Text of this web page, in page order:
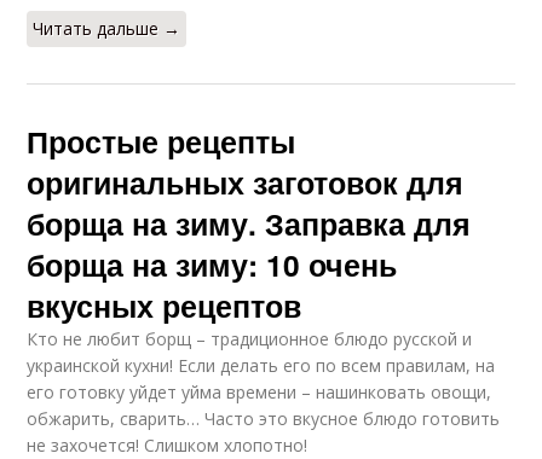
Читать дальше →
Простые рецепты
оригинальных заготовок для
борща на зиму. Заправка для
борща на зиму: 10 очень
вкусных рецептов
Кто не любит борщ – традиционное блюдо русской и
украинской кухни! Если делать его по всем правилам, на
его готовку уйдет уйма времени – нашинковать овощи,
обжарить, сварить… Часто это вкусное блюдо готовить
не захочется! Слишком хлопотно!